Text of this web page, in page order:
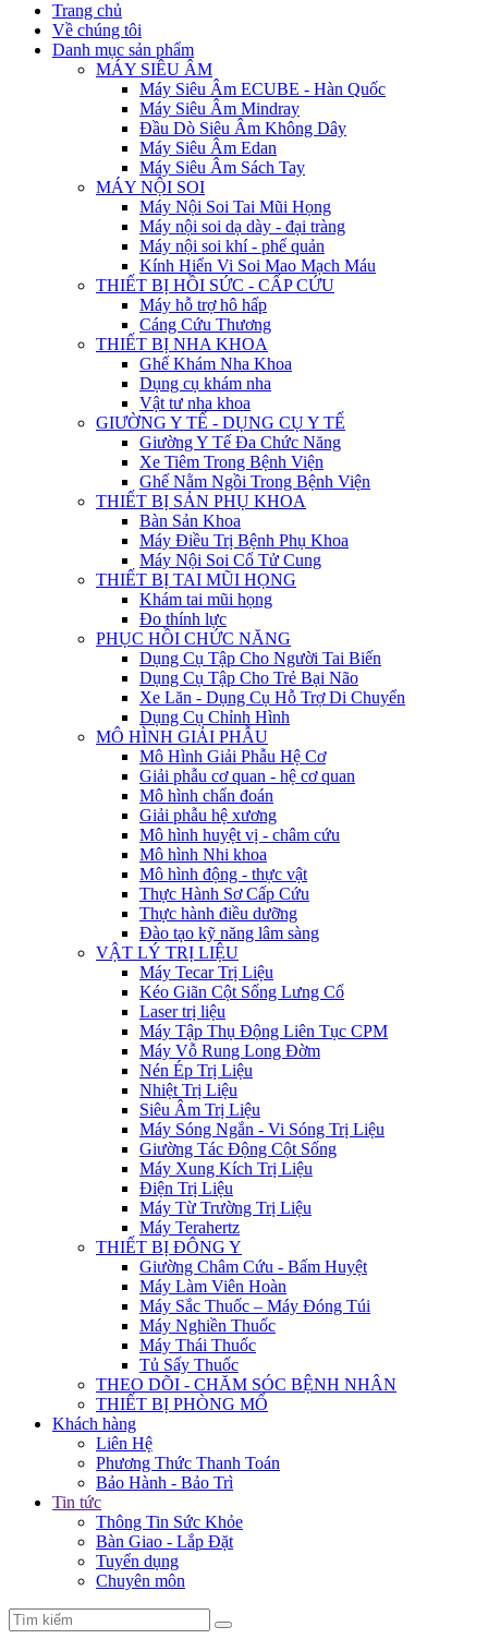
Trang chủ
Về chúng tôi
Danh mục sản phẩm
MÁY SIÊU ÂM
Máy Siêu Âm ECUBE - Hàn Quốc
Máy Siêu Âm Mindray
Đầu Dò Siêu Âm Không Dây
Máy Siêu Âm Edan
Máy Siêu Âm Sách Tay
MÁY NỘI SOI
Máy Nội Soi Tai Mũi Họng
Máy nội soi dạ dày - đại tràng
Máy nội soi khí - phế quản
Kính Hiển Vi Soi Mao Mạch Máu
THIẾT BỊ HỒI SỨC - CẤP CỨU
Máy hỗ trợ hô hấp
Cáng Cứu Thương
THIẾT BỊ NHA KHOA
Ghế Khám Nha Khoa
Dụng cụ khám nha
Vật tư nha khoa
GIƯỜNG Y TẾ - DỤNG CỤ Y TẾ
Giường Y Tế Đa Chức Năng
Xe Tiêm Trong Bệnh Viện
Ghế Nằm Ngồi Trong Bệnh Viện
THIẾT BỊ SẢN PHỤ KHOA
Bàn Sản Khoa
Máy Điều Trị Bệnh Phụ Khoa
Máy Nội Soi Cổ Tử Cung
THIẾT BỊ TAI MŨI HỌNG
Khám tai mũi họng
Đo thính lực
PHỤC HỒI CHỨC NĂNG
Dụng Cụ Tập Cho Người Tai Biến
Dụng Cụ Tập Cho Trẻ Bại Não
Xe Lăn - Dụng Cụ Hỗ Trợ Di Chuyển
Dụng Cụ Chỉnh Hình
MÔ HÌNH GIẢI PHẪU
Mô Hình Giải Phẫu Hệ Cơ
Giải phẫu cơ quan - hệ cơ quan
Mô hình chẩn đoán
Giải phẫu hệ xương
Mô hình huyệt vị - châm cứu
Mô hình Nhi khoa
Mô hình động - thực vật
Thực Hành Sơ Cấp Cứu
Thực hành điều dưỡng
Đào tạo kỹ năng lâm sàng
VẬT LÝ TRỊ LIỆU
Máy Tecar Trị Liệu
Kéo Giãn Cột Sống Lưng Cổ
Laser trị liệu
Máy Tập Thụ Động Liên Tục CPM
Máy Vỗ Rung Long Đờm
Nén Ép Trị Liệu
Nhiệt Trị Liệu
Siêu Âm Trị Liệu
Máy Sóng Ngắn - Vi Sóng Trị Liệu
Giường Tác Động Cột Sống
Máy Xung Kích Trị Liệu
Điện Trị Liệu
Máy Từ Trường Trị Liệu
Máy Terahertz
THIẾT BỊ ĐÔNG Y
Giường Châm Cứu - Bấm Huyệt
Máy Làm Viên Hoàn
Máy Sắc Thuốc – Máy Đóng Túi
Máy Nghiền Thuốc
Máy Thái Thuốc
Tủ Sấy Thuốc
THEO DÕI - CHĂM SÓC BỆNH NHÂN
THIẾT BỊ PHÒNG MỔ
Khách hàng
Liên Hệ
Phương Thức Thanh Toán
Bảo Hành - Bảo Trì
Tin tức
Thông Tin Sức Khỏe
Bàn Giao - Lắp Đặt
Tuyển dụng
Chuyên môn